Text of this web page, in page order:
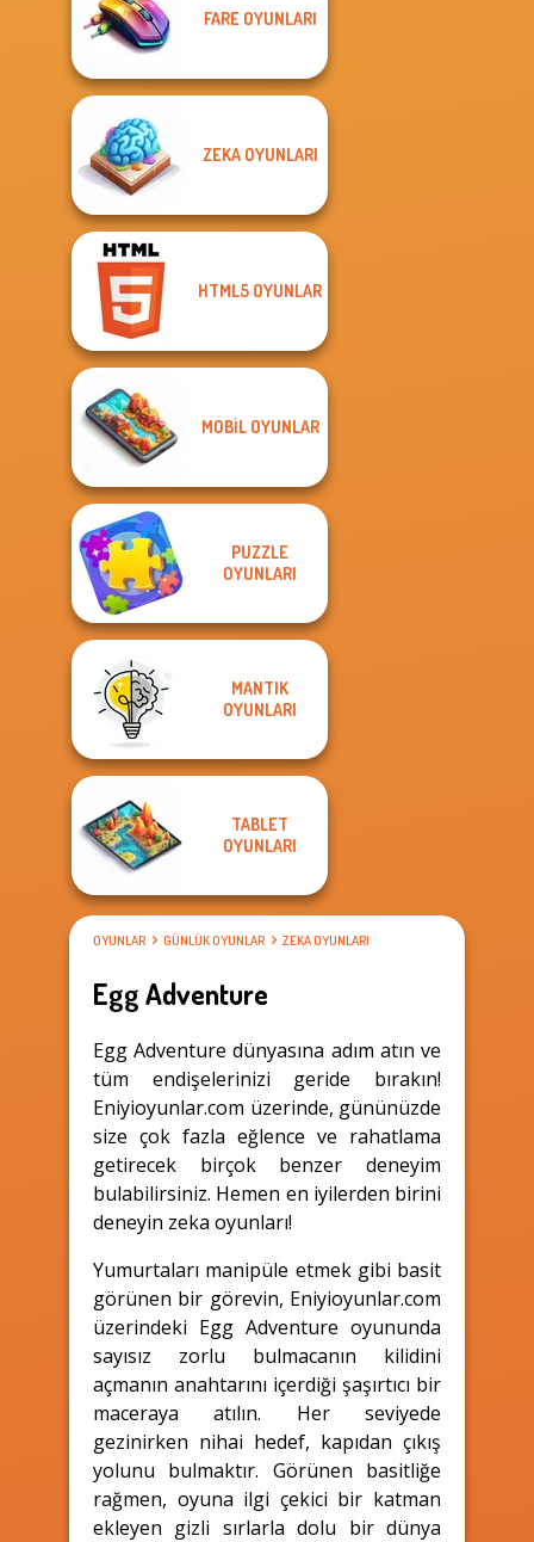
FARE OYUNLARI
ZEKA OYUNLARI
HTML5 OYUNLAR
MOBIL OYUNLAR
PUZZLE
OYUNLARI
MANTIK
OYUNLARI
TABLET
OYUNLARI
OYUNLAR GÜNLÜK OYUNLAR ZEKA OYUNLARI
Egg Adventure
Egg Adventure dünyasına adım atın ve
tüm endişelerinizi geride bırakın!
Eniyioyunlar.com üzerinde, gününüzde
size çok fazla eğlence ve rahatlama
getirecek birçok benzer deneyim
bulabilirsiniz. Hemen en iyilerden birini
deneyin zeka oyunları!
Yumurtaları manipüle etmek gibi basit
görünen bir görevin, Eniyioyunlar.com
üzerindeki Egg Adventure oyununda
sayısız zorlu bulmacanın kilidini
açmanın anahtarını içerdiği şaşırtıcı bir
maceraya atılın. Her seviyede
gezinirken nihai hedef, kapıdan çıkış
yolunu bulmaktır. Görünen basitliğe
rağmen, oyuna ilgi çekici bir katman
ekleyen gizli sırlarla dolu bir dünya